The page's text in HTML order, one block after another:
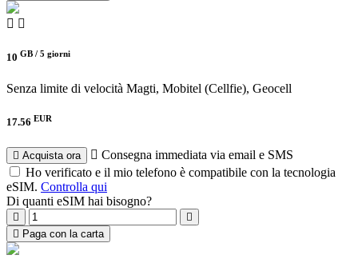
10 GB / 5 giorni
Senza limite di velocità Magti, Mobitel (Cellfie), Geocell
17.56 EUR
Acquista ora
Consegna immediata via email e SMS
Ho verificato e il mio telefono è compatibile con la tecnologia
eSIM. Controlla qui
Di quanti eSIM hai bisogno?
Paga con la carta